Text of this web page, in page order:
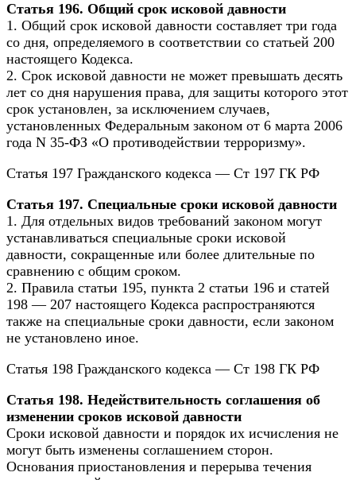
Статья 196. Общий срок исковой давности
1. Общий срок исковой давности составляет три года
со дня, определяемого в соответствии со статьей 200
настоящего Кодекса.
2. Срок исковой давности не может превышать десять
лет со дня нарушения права, для защиты которого этот
срок установлен, за исключением случаев,
установленных Федеральным законом от 6 марта 2006
года N 35-ФЗ «О противодействии терроризму».
Статья 197 Гражданского кодекса — Ст 197 ГК РФ
Статья 197. Специальные сроки исковой давности
1. Для отдельных видов требований законом могут
устанавливаться специальные сроки исковой
давности, сокращенные или более длительные по
сравнению с общим сроком.
2. Правила статьи 195, пункта 2 статьи 196 и статей
198 — 207 настоящего Кодекса распространяются
также на специальные сроки давности, если законом
не установлено иное.
Статья 198 Гражданского кодекса — Ст 198 ГК РФ
Статья 198. Недействительность соглашения об
изменении сроков исковой давности
Сроки исковой давности и порядок их исчисления не
могут быть изменены соглашением сторон.
Основания приостановления и перерыва течения